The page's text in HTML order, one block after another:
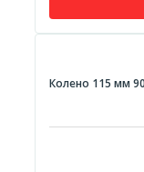
Колено 115 мм